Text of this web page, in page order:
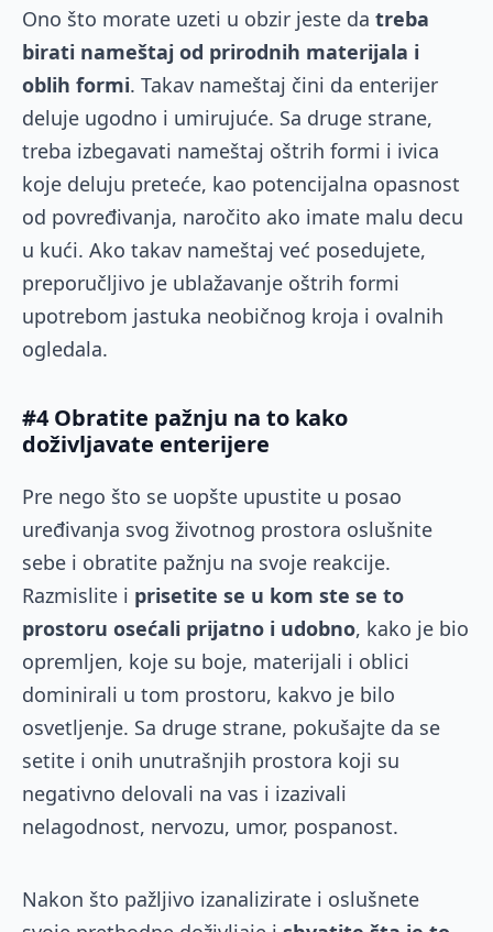
Ono što morate uzeti u obzir jeste da treba
birati nameštaj od prirodnih materijala i
oblih formi. Takav nameštaj čini da enterijer
deluje ugodno i umirujuće. Sa druge strane,
treba izbegavati nameštaj oštrih formi i ivica
koje deluju preteće, kao potencijalna opasnost
od povređivanja, naročito ako imate malu decu
u kući. Ako takav nameštaj već posedujete,
preporučljivo je ublažavanje oštrih formi
upotrebom jastuka neobičnog kroja i ovalnih
ogledala.
#4 Obratite pažnju na to kako
doživljavate enterijere
Pre nego što se uopšte upustite u posao
uređivanja svog životnog prostora oslušnite
sebe i obratite pažnju na svoje reakcije.
Razmislite i prisetite se u kom ste se to
prostoru osećali prijatno i udobno, kako je bio
opremljen, koje su boje, materijali i oblici
dominirali u tom prostoru, kakvo je bilo
osvetljenje. Sa druge strane, pokušajte da se
setite i onih unutrašnjih prostora koji su
negativno delovali na vas i izazivali
nelagodnost, nervozu, umor, pospanost.
Nakon što pažljivo izanalizirate i oslušnete